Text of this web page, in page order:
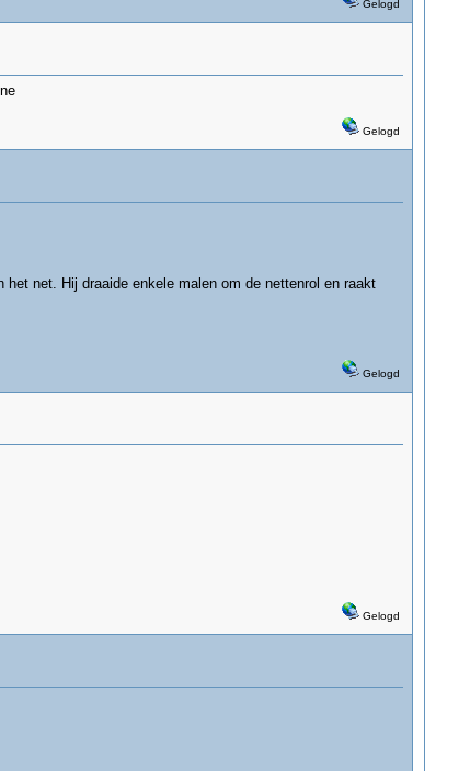
Gelogd
Gelogd
net. Hij draaide enkele malen om de nettenrol en raakt
Gelogd
Gelogd